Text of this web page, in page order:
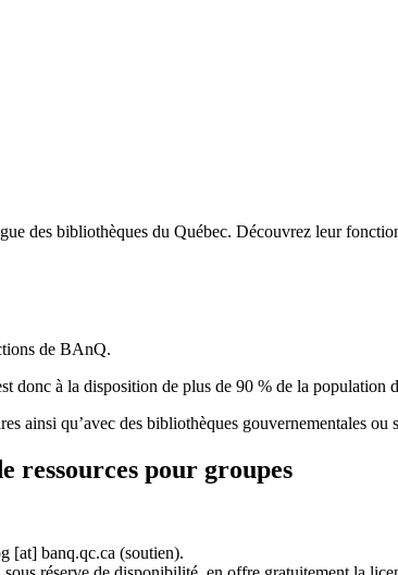
des bibliothèques du Québec. Découvrez leur
de BAnQ.
donc à la disposition de plus de 90 % de la population
ainsi qu’avec des bibliothèques gouvernementales ou
ressources pour groupes
[at] banq.qc.ca (soutien).